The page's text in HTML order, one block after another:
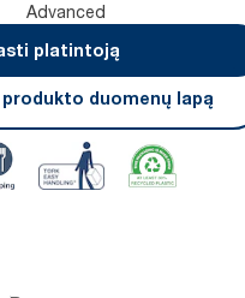
Advanced
platintoją
duomenų lapą